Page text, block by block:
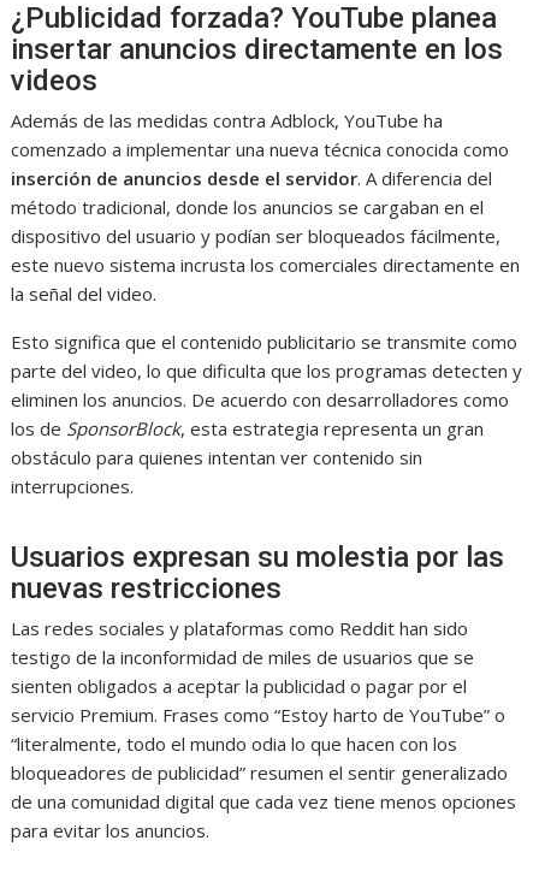
¿Publicidad forzada? YouTube planea
insertar anuncios directamente en los
videos
Además de las medidas contra Adblock, YouTube ha
comenzado a implementar una nueva técnica conocida como
inserción de anuncios desde el servidor. A diferencia del
método tradicional, donde los anuncios se cargaban en el
dispositivo del usuario y podían ser bloqueados fácilmente,
este nuevo sistema incrusta los comerciales directamente en
la señal del video.
Esto significa que el contenido publicitario se transmite como
parte del video, lo que dificulta que los programas detecten y
eliminen los anuncios. De acuerdo con desarrolladores como
los de SponsorBlock, esta estrategia representa un gran
obstáculo para quienes intentan ver contenido sin
interrupciones.
Usuarios expresan su molestia por las
nuevas restricciones
Las redes sociales y plataformas como Reddit han sido
testigo de la inconformidad de miles de usuarios que se
sienten obligados a aceptar la publicidad o pagar por el
servicio Premium. Frases como “Estoy harto de YouTube” o
“literalmente, todo el mundo odia lo que hacen con los
bloqueadores de publicidad” resumen el sentir generalizado
de una comunidad digital que cada vez tiene menos opciones
para evitar los anuncios.